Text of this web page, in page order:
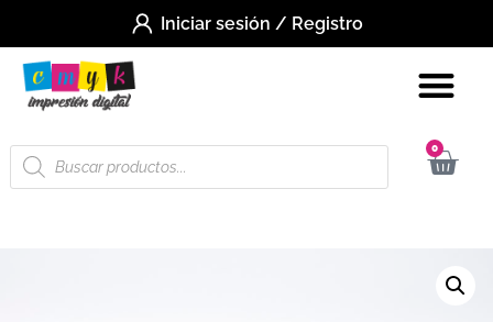
Iniciar sesión / Registro
0